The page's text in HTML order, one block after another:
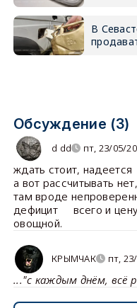
В
Обсуждение (3)
d dd пт, 23/05/
ждать стоит, надеется
а вот рассчитывать нет,
там вроде
дефицит всего и
овощной.
КРЫМЧАК пт,
..."с каждым днём, всё